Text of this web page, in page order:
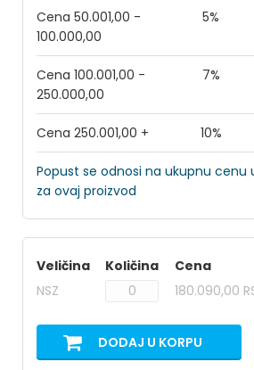
Cena 50.001,00 -
100.000,00
5%
Cena 100.001,00 -
250.000,00
7%
Cena 250.001,00 + 10%
Popust se odnosi na ukupnu cenu
za ovaj proizvod
Veličina Količina Cena
NSZ
180.090,00
DODAJ U KORPU